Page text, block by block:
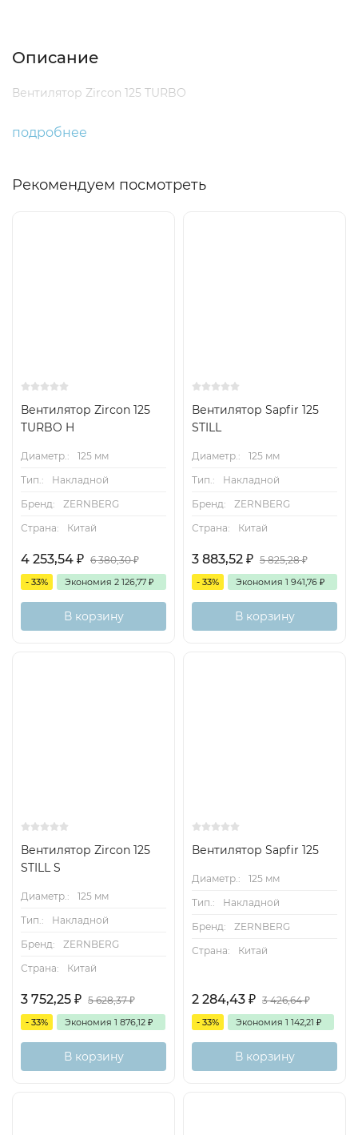
Описание
Вентилятор Zircon 125 TURBO
подробнее
Рекомендуем посмотреть
Вентилятор Zircon 125
TURBO H
Диаметр.:
125 мм
Тип.:
Накладной
Бренд:
ZERNBERG
Страна:
Китай
4 253,54 ₽ 6 380,30₽
- 33% Экономия 2 126,77 ₽
В корзину
Вентилятор Sapfir 125
STILL
Диаметр.:
125 мм
Тип.:
Накладной
Бренд:
ZERNBERG
Страна:
Китай
3 883,52 ₽ 5 825,28₽
- 33% Экономия 1 941,76 ₽
В корзину
Вентилятор Zircon 125
STILL S
Диаметр.:
125 мм
Тип.:
Накладной
Бренд:
ZERNBERG
Страна:
Китай
3 752,25 ₽ 5 628,37₽
- 33% Экономия 1 876,12 ₽
В корзину
Вентилятор Sapfir 125
Диаметр.:
125 мм
Тип.:
Накладной
Бренд:
ZERNBERG
Страна:
Китай
2 284,43 ₽ 3 426,64₽
- 33% Экономия 1 142,21 ₽
В корзину